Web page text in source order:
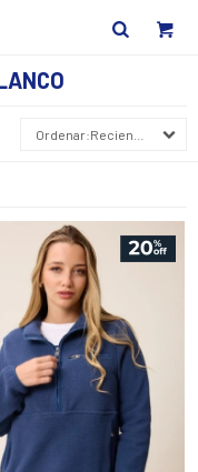
Recientes